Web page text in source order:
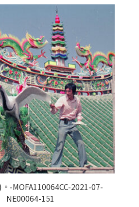
-MOFA110064CC-2021-07-
NE00064-151